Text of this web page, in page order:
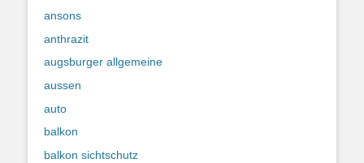
ansons
anthrazit
augsburger allgemeine
aussen
auto
balkon
balkon sichtschutz